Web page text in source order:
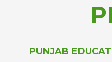
PUNJAB